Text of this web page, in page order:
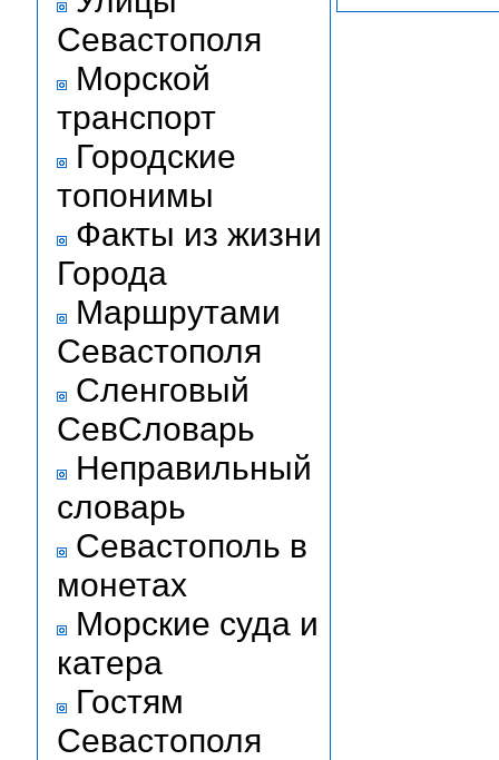
Севастополя
Морской
транспорт
Городские
топонимы
Факты из жизни
Города
Маршрутами
Севастополя
Сленговый
СевСловарь
Неправильный
словарь
Севастополь в
монетах
Морские суда и
катера
Гостям
Севастополя